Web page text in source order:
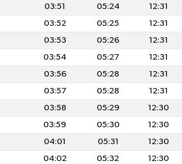
03:51 05:24 12:31
03:52 05:25 12:31
03:53 05:26 12:31
03:54 05:27 12:31
03:56 05:28 12:31
03:57 05:28 12:31
03:58 05:29 12:30
03:59 05:30 12:30
04:01 05:31 12:30
04:02 05:32 12:30